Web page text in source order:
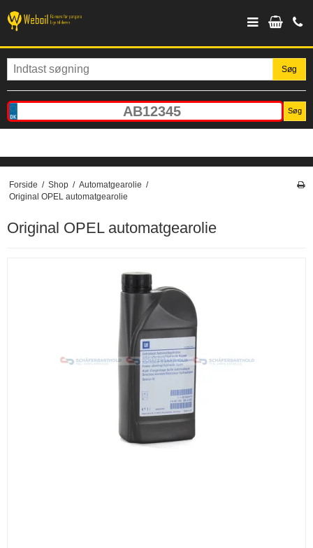
Søg
Søg
Forside / Shop / Automatgearolie /
Original OPEL automatgearolie
Original OPEL automatgearolie